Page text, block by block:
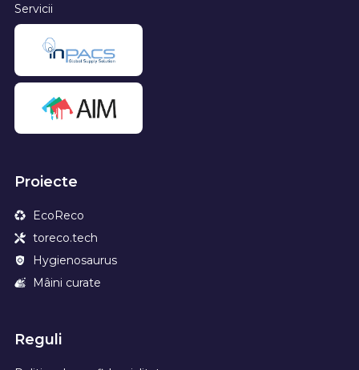
Servicii
Proiecte
EcoReco
toreco.tech
Hygienosaurus
Mâini curate
Reguli